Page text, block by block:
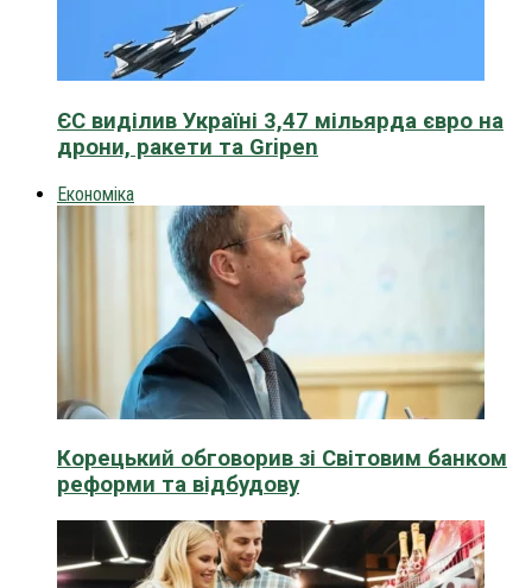
ЄС виділив Україні 3,47 мільярда євро на
дрони, ракети та Gripen
Економіка
Корецький обговорив зі Світовим банком
реформи та відбудову